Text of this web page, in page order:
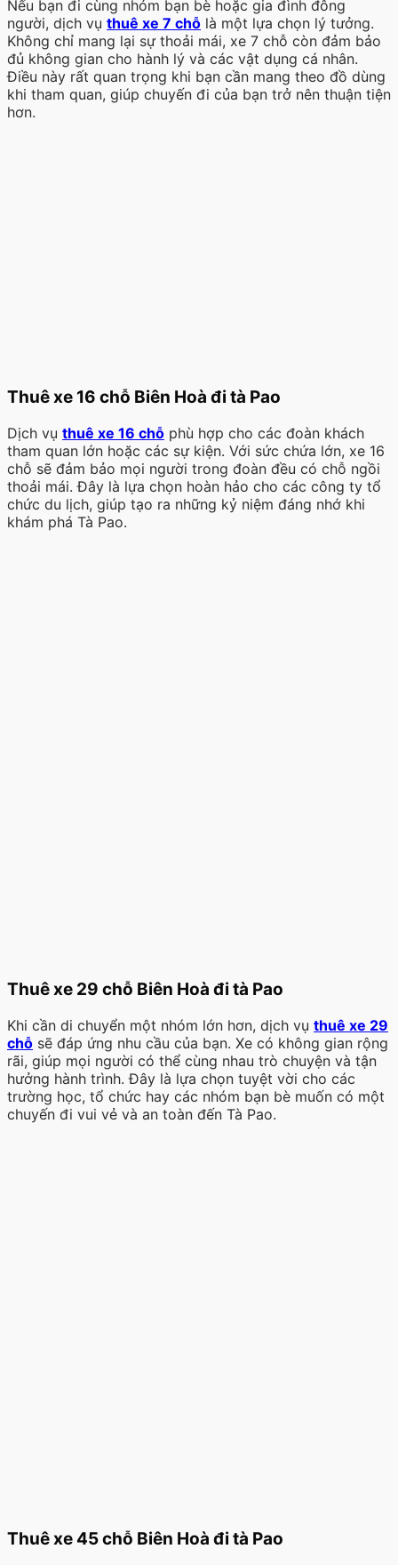
Nếu bạn đi cùng nhóm bạn bè hoặc gia đình đông
người, dịch vụ thuê xe 7 chỗ là một lựa chọn lý tưởng.
Không chỉ mang lại sự thoải mái, xe 7 chỗ còn đảm bảo
đủ không gian cho hành lý và các vật dụng cá nhân.
Điều này rất quan trọng khi bạn cần mang theo đồ dùng
khi tham quan, giúp chuyến đi của bạn trở nên thuận tiện
hơn.
Thuê xe 16 chỗ Biên Hoà đi tà Pao
Dịch vụ thuê xe 16 chỗ phù hợp cho các đoàn khách
tham quan lớn hoặc các sự kiện. Với sức chứa lớn, xe 16
chỗ sẽ đảm bảo mọi người trong đoàn đều có chỗ ngồi
thoải mái. Đây là lựa chọn hoàn hảo cho các công ty tổ
chức du lịch, giúp tạo ra những kỷ niệm đáng nhớ khi
khám phá Tà Pao.
Thuê xe 29 chỗ Biên Hoà đi tà Pao
Khi cần di chuyển một nhóm lớn hơn, dịch vụ thuê xe 29
chỗ sẽ đáp ứng nhu cầu của bạn. Xe có không gian rộng
rãi, giúp mọi người có thể cùng nhau trò chuyện và tận
hưởng hành trình. Đây là lựa chọn tuyệt vời cho các
trường học, tổ chức hay các nhóm bạn bè muốn có một
chuyến đi vui vẻ và an toàn đến Tà Pao.
Thuê xe 45 chỗ Biên Hoà đi tà Pao